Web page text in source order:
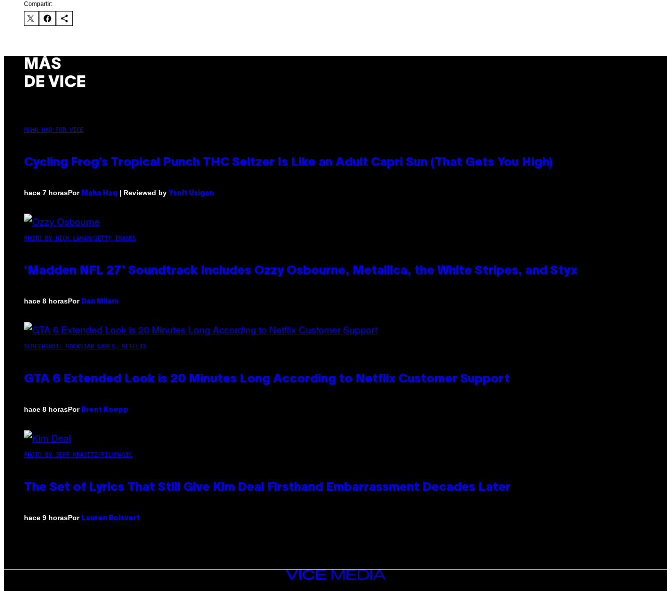
Compartir:
MÁS
DE VICE
MAHA HAQ FOR VICE
Cycling Frog’s Tropical Punch THC Seltzer Is Like an Adult Capri Sun (That Gets You High)
hace 7 horasPor Maha Haq | Reviewed by Ysolt Usigan
PHOTO BY NICK LAHAM/GETTY IMAGES
‘Madden NFL 27’ Soundtrack Includes Ozzy Osbourne, Metallica, the White Stripes, and Styx
hace 8 horasPor Dan Milam
SCREENSHOT: ROCKSTAR GAMES, NETFLIX
GTA 6 Extended Look is 20 Minutes Long According to Netflix Customer Support
hace 8 horasPor Brent Koepp
PHOTO BY JEFF KRAVITZ/FILMMAGIC
The Set of Lyrics That Still Give Kim Deal Firsthand Embarrassment Decades Later
hace 9 horasPor Lauren Boisvert
VICE
MEDIA